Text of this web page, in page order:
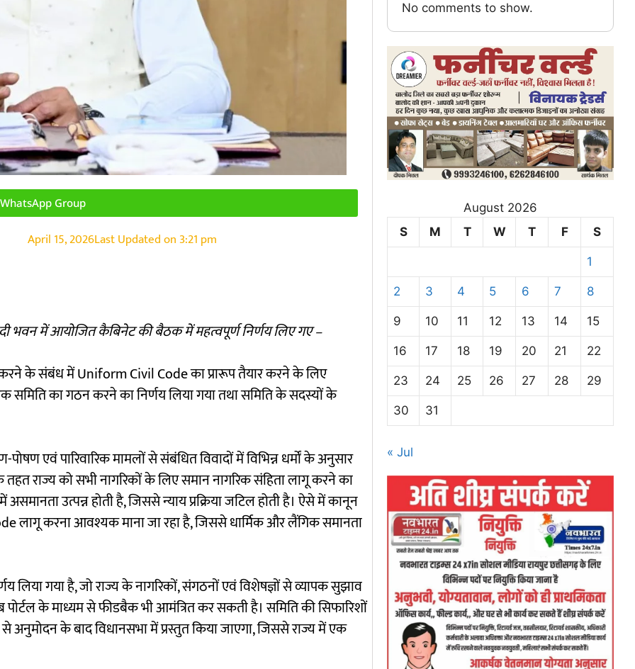
Group
April 15, 2026Last Updated on3:21 pm
भवन में आयोजित कैबिनेट की बैठक में महत्वपूर्ण निर्णय लिए गए –
करने के संबंध में Uniform Civil Code का प्रारूप तैयार करने के लिए
समिति का गठन करने का निर्णय लिया गया तथा समिति के सदस्यों के
एवं पारिवारिक मामलों से संबंधित विवादों में विभिन्न धर्मों के अनुसार
राज्य को सभी नागरिकों के लिए समान नागरिक संहिता लागू करने का
उत्पन्न होती है, जिससे न्याय प्रक्रिया जटिल होती है। ऐसे में कानून
करना आवश्यक माना जा रहा है, जिससे धार्मिक और लैंगिक समानता
लिया गया है, जो राज्य के नागरिकों, संगठनों एवं विशेषज्ञों से व्यापक सुझाव
के माध्यम से फीडबैक भी आमंत्रित कर सकती है। समिति की सिफारिशों
से अनुमोदन के बाद विधानसभा में प्रस्तुत किया जाएगा, जिससे राज्य में एक
No comments to show.
August 2026
S
M T W T F S
1
2 3 4 5 6 7 8
9 10 11 12 13 14 15
16 17 18 19 20 21 22
23 24 25 26 27 28 29
30 31
« Jul